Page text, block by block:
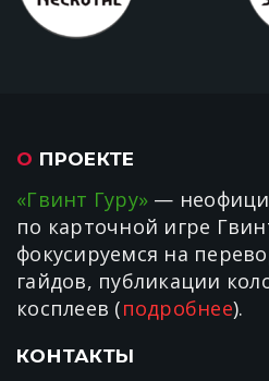
О ПРОЕКТЕ
«Гвинт Гуру» —
по карточной игре
фокусируемся на
гайдов, публикации
косплеев (подробнее).
КОНТАКТЫ